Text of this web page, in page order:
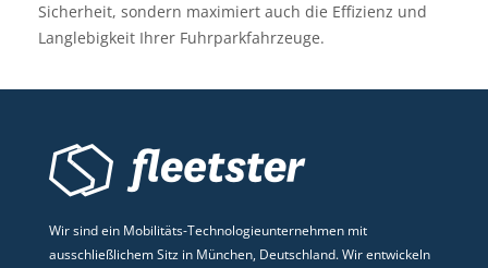
Sicherheit, sondern maximiert auch die Effizienz und
Langlebigkeit Ihrer Fuhrparkfahrzeuge.
Wir sind ein Mobilitäts-Technologieunternehmen mit
ausschließlichem Sitz in München, Deutschland. Wir entwickeln